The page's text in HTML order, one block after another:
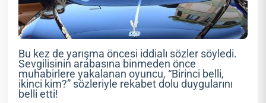
Bu kez de yarışma öncesi iddialı sözler söyledi.
Sevgilisinin arabasına binmeden önce
muhabirlere yakalanan oyuncu, “Birinci belli,
ikinci kim?” sözleriyle rekabet dolu duygularını
belli etti!